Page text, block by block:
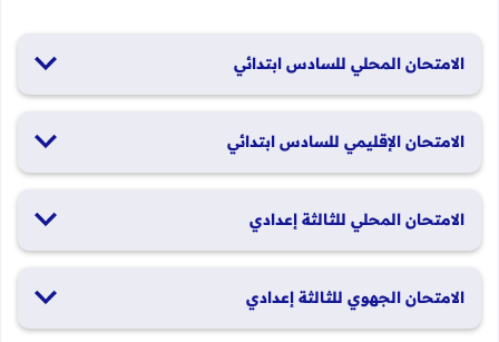
الامتحان المحلي للسادس ابتدائي
الامتحان الإقليمي للسادس ابتدائي
الامتحان المحلي للثالثة إعدادي
الامتحان الجهوي للثالثة إعدادي